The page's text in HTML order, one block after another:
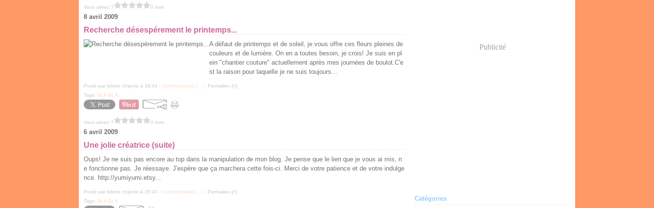
Vous aimez ? 0 vote
8 avril 2009
Recherche désespérement le printemps...
A défaut de printemps et de soleil, je vous offre ces fleurs pleines de
couleurs et de lumière. On en a toutes besoin, je crois! Je suis en pl
ein "chantier couture" actuellement après mes journées de boulot.C'e
st la raison pour laquelle je ne suis toujours...
Posté par lolotte chipote à 18:41 - Commentaires [ ] - Permalien [#]
Tags: BLA-BLA
Vous aimez ? 0 vote
6 avril 2009
Une jolie créatrice (suite)
Oups! Je ne suis pas encore au top dans la manipulation de mon blog. Je pense que le lien que je vous ai mis, n
e fonctionne pas. Je réessaye. J'espère que ça marchera cette fois-ci. Merci de votre patience et de votre indulge
nce. http://yumiyumi.etsy...
Posté par lolotte chipote à 20:47 - Commentaires [ ] - Permalien [#]
Tags: BLA-BLA
Publicité
Catégories